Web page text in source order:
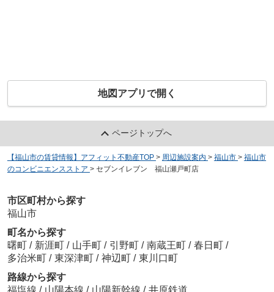
地図アプリで開く
ページトップへ
【福山市の賃貸情報】アフィット不動産TOP > 周辺施設案内 > 福山市 > 福山市
のコンビニエンスストア > セブンイレブン 福山瀬戸町店
市区町村から探す
福山市
町名から探す
曙町 / 新涯町 / 山手町 / 引野町 / 南蔵王町 / 春日町 /
多治米町 / 東深津町 / 神辺町 / 東川口町
路線から探す
福塩線 / 山陽本線 / 山陽新幹線 / 井原鉄道